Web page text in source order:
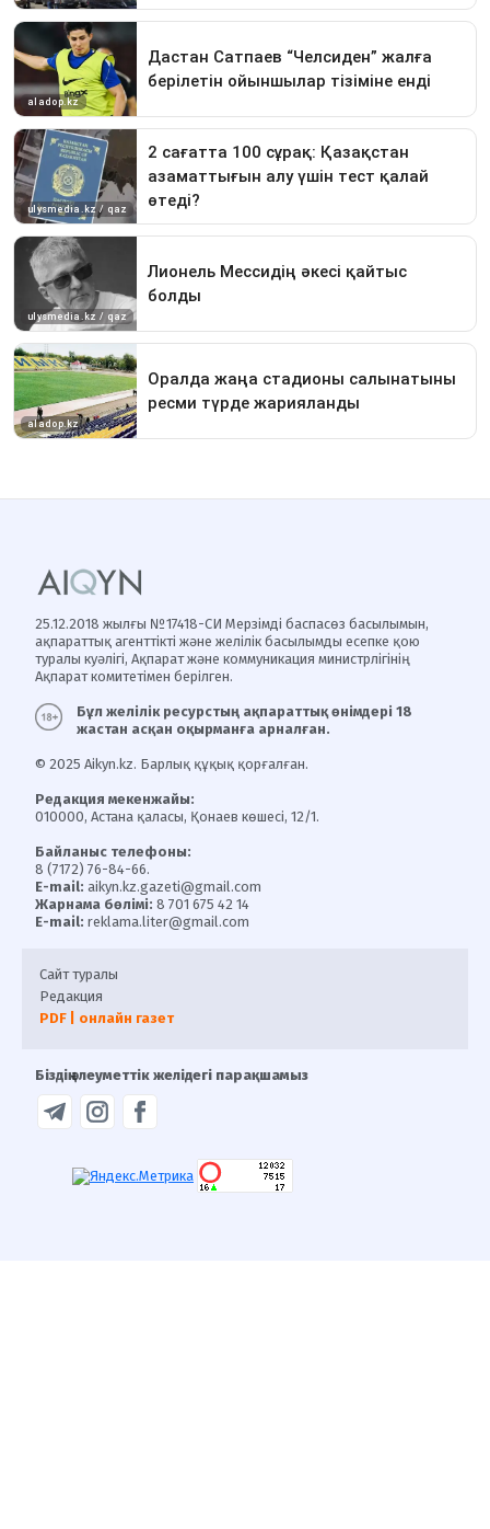
25.12.2018 жылғы №17418-СИ Мерзімді баспасөз басылымын,
ақпараттық агенттікті және желілік басылымды есепке қою
туралы куәлігі, Ақпарат және коммуникация министрлігінің
Ақпарат комитетімен берілген.
Бұл желілік ресурстың ақпараттық өнімдері 18
жастан асқан оқырманға арналған.
© 2025 Aikyn.kz. Барлық құқық қорғалған.
Редакция мекенжайы:
010000, Астана қаласы, Қонаев көшесі, 12/1.
Байланыс телефоны:
8 (7172) 76-84-66.
E-mail: aikyn.kz.gazeti@gmail.com
Жарнама бөлімі: 8 701 675 42 14
E-mail: reklama.liter@gmail.com
Сайт туралы
Редакция
PDF | онлайн газет
Біздің әлеуметтік желідегі парақшамыз